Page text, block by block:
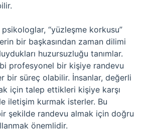
“yüzleşme korkusu”
bir başkasından zaman dilimi
huzursuzluğu tanımlar.
profesyonel bir kişiye randevu
bir süreç olabilir. İnsanlar, değerli
için talep ettikleri kişiye karşı
iletişim kurmak isterler. Bu
şekilde randevu almak için doğru
önemlidir.